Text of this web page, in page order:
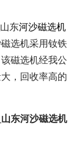
东河沙磁选机
选机采用钕铁
磁选机经我公
，回收率高的
东河沙磁选机